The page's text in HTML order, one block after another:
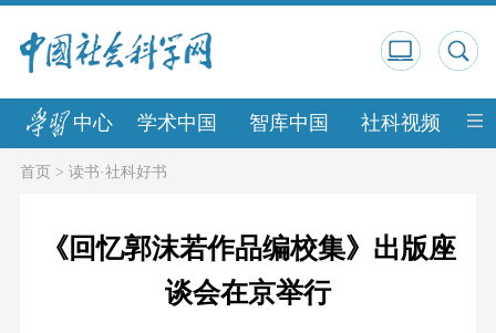
中心 学术中国 智库中国 社科视频 中
首页> 读书·社科好书
《回忆郭沫若作品编校集》出版座
谈会在京举行